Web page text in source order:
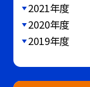
2021年度
2020年度
2019年度